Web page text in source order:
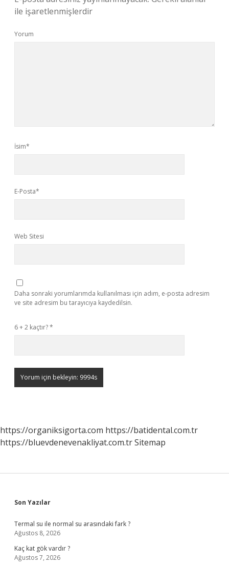
ile işaretlenmişlerdir
Yorum
İsim*
E-Posta*
Web Sitesi
Daha sonraki yorumlarımda kullanılması için adım, e-posta adresim
ve site adresim bu tarayıcıya kaydedilsin.
6 + 2 kaçtır?*
https://organiksigorta.com https://batidental.com.tr
https://bluevdenevenakliyat.com.trSitemap
Sidebar
Son Yazılar
Termal su ile normal su arasındaki fark ?
Ağustos 8, 2026
Kaç kat gök vardır ?
Ağustos 7, 2026